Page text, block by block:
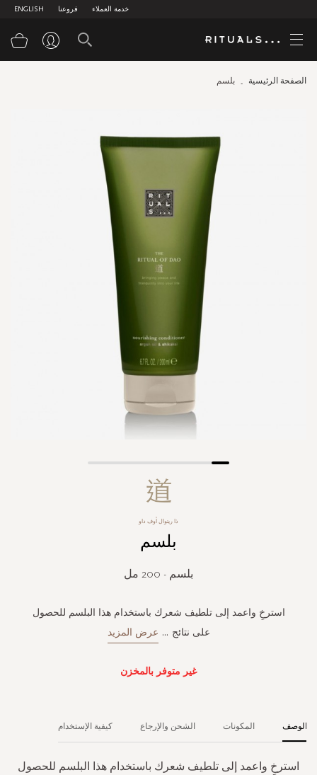
ENGLISH فروعنا خدمة العملاء
الصفحة الرئيسية بلسم
ذا ريتوال أوف داو
بلسم
بلسم - 200 مل
استرخِ واعمد إلى تلطيف شعرك باستخدام هذا البلسم للحصول
على نتائج ... عرض المزيد
غير متوفر بالمخزن
الوصف
استرخِ واعمد إلى تلطيف شعرك باستخدام هذا البلسم للحصول
المكونات الشحن والإرجاع كيفية الإستخدام